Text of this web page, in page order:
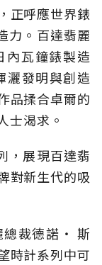
正呼應世界錶
力。百達翡麗
內瓦鐘錶製造
灑發明與創造
品揉合卓爾的
士渴求。
，展現百達翡
對新生代的吸
總裁德諾‧ 斯
時計系列中可